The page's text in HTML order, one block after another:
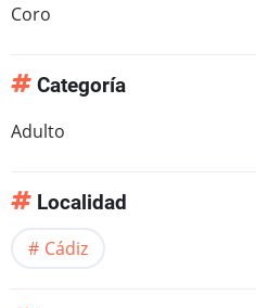
Coro
Categoría
Adulto
Localidad
Cádiz